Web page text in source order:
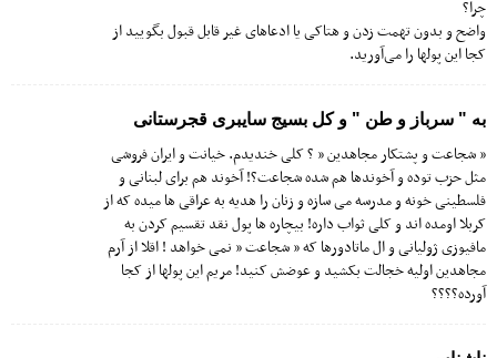
چرا؟
واضح و بدون تهمت زدن و هتاکی یا ادعاهای غیر قابل قبول بگویید از
کجا این پولها را می‌آورید.
به " سرباز و طن " و کل بسیج سایبری قجرستانی
” شجاعت و پشتکار مجاهدین ” ؟ کلی خندیدم. خیانت و ایران فروشی
مثل حزب توده و آخوندها هم شده شجاعت؟! آخوند هم برای لبنانی و
فلسطینی خونه و مدرسه می سازه و زنان را هدیه به عراقی ها میده که از
کربلا اومده اند و کلی ثواب داره! بیچاره ها پول نقد تقسیم کردن به
مافیوزی ژولیانی و ال ماتادورها که ” شجاعت ” نمی خواهد ! اقلا از آرم
مجاهدین اولیه خجالت بکشید و عوضش کنید! مریم این پولها از کجا
آورده؟؟؟؟